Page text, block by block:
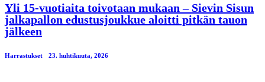
Yli 15-vuotiaita toivotaan mukaan – Sievin Sisun
jalkapallon edustusjoukkue aloitti pitkän tauon
jälkeen
Harrastukset 23. huhtikuuta, 2026